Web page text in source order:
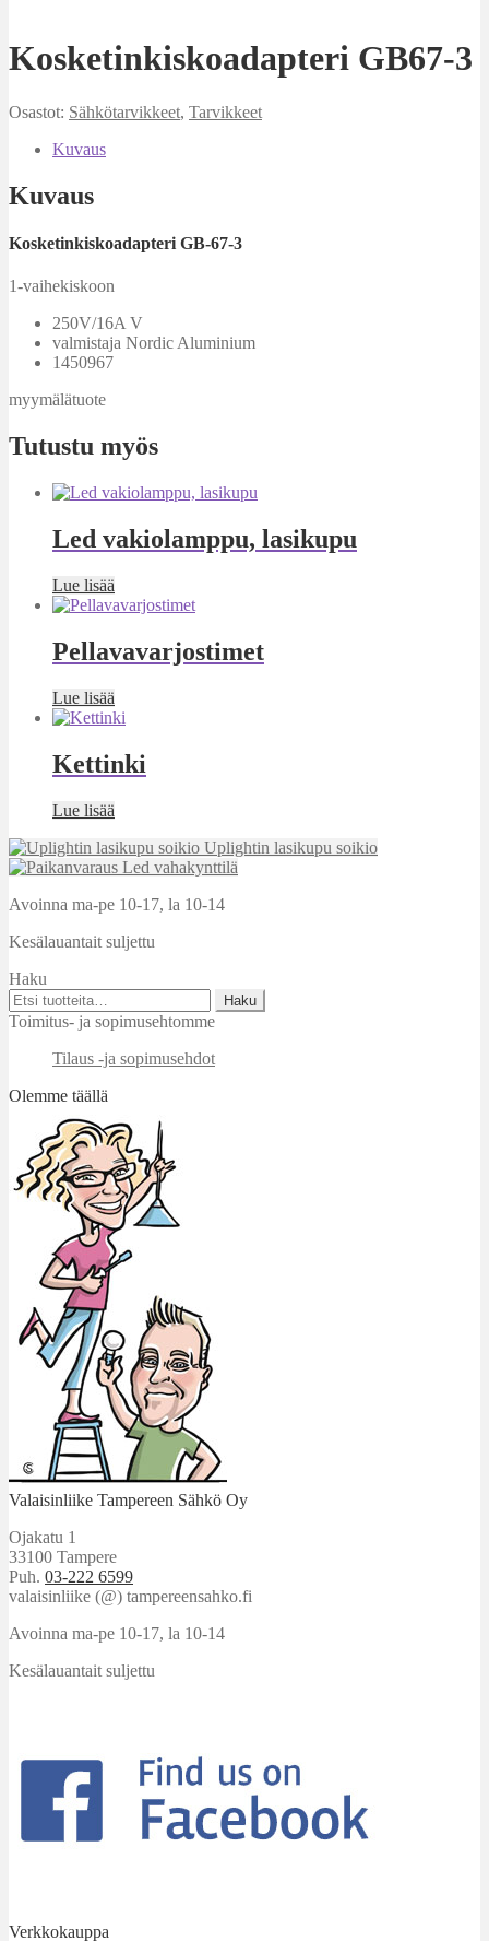
Kosketinkiskoadapteri GB67-3
Osastot: Sähkötarvikkeet, Tarvikkeet
Kuvaus
Kuvaus
Kosketinkiskoadapteri GB-67-3
1-vaihekiskoon
250V/16A V
valmistaja Nordic Aluminium
1450967
myymälätuote
Tutustu myös
Led vakiolamppu, lasikupu
Lue lisää
Pellavavarjostimet
Lue lisää
Kettinki
Lue lisää
Uplightin lasikupu soikio
Led vahakynttilä
Avoinna ma-pe 10-17, la 10-14
Kesälauantait suljettu
Haku
Etsi:
Haku
Toimitus- ja sopimusehtomme
Tilaus -ja sopimusehdot
Olemme täällä
Valaisinliike Tampereen Sähkö Oy
Ojakatu 1
33100 Tampere
Puh. 03-222 6599
valaisinliike (@) tampereensahko.fi
Avoinna ma-pe 10-17, la 10-14
Kesälauantait suljettu
Verkkokauppa